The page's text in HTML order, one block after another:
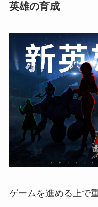
英雄の育成
ゲームを進める上で